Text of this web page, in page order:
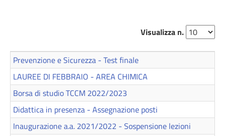
Visualizza n.
Prevenzione e Sicurezza - Test finale
LAUREE DI FEBBRAIO - AREA CHIMICA
Borsa di studio TCCM 2022/2023
Didattica in presenza - Assegnazione posti
Inaugurazione a.a. 2021/2022 - Sospensione lezioni